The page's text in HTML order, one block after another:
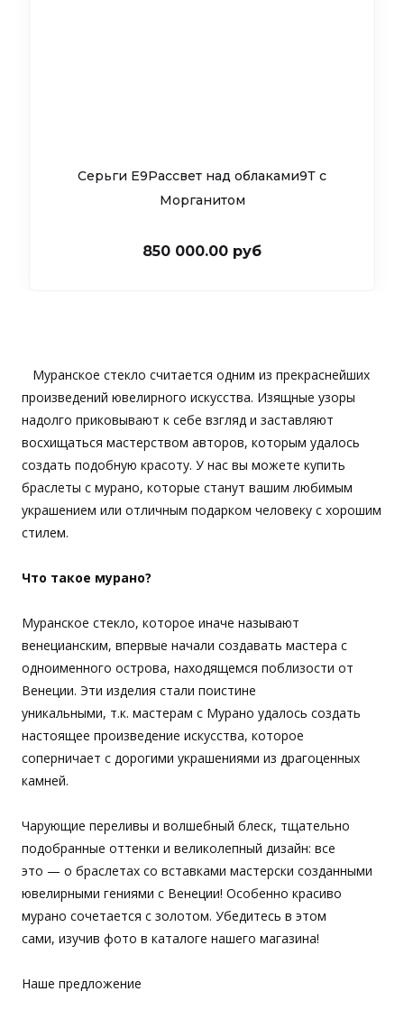
Серьги Е9Рассвет над облаками9Т c
Морганитом
850 000.00 руб
Муранское стекло считается одним из прекраснейших
произведений ювелирного искусства. Изящные узоры
надолго приковывают к себе взгляд и заставляют
восхищаться мастерством авторов, которым удалось
создать подобную красоту. У нас вы можете купить
браслеты с мурано, которые станут вашим любимым
украшением или отличным подарком человеку с хорошим
стилем.
Что такое мурано?
Муранское стекло, которое иначе называют
венецианским, впервые начали создавать мастера с
одноименного острова, находящемся поблизости от
Венеции. Эти изделия стали поистине
уникальными, т.к. мастерам с Мурано удалось создать
настоящее произведение искусства, которое
соперничает с дорогими украшениями из драгоценных
камней.
Чарующие переливы и волшебный блеск, тщательно
подобранные оттенки и великолепный дизайн: все
это — о браслетах со вставками мастерски созданными
ювелирными гениями с Венеции! Особенно красиво
мурано сочетается с золотом. Убедитесь в этом
сами, изучив фото в каталоге нашего магазина!
Наше предложение